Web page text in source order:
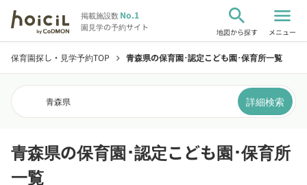
掲載施設数No.1
園見学の予約サイト
search
地図から探す
menu
メニュー
保育園探し・見学予約TOP chevron_right 青森県の保育園･認定こども園･保育所一覧
青森県 詳細検索
青森県の保育園･認定こども園･保育所
一覧